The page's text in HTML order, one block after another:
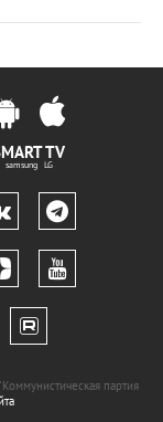
TV
samsung LG
партия